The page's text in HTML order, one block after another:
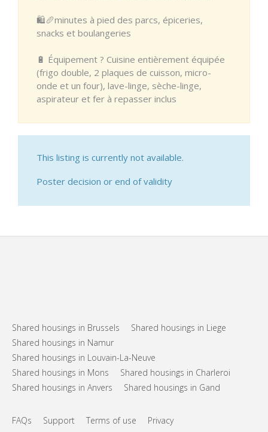
🛍🥖minutes à pied des parcs, épiceries,
snacks et boulangeries
🔋 Équipement ? Cuisine entièrement équipée
(frigo double, 2 plaques de cuisson, micro-
onde et un four), lave-linge, sèche-linge,
aspirateur et fer à repasser inclus
This listing is currently not available.
Poster decision or end of validity
Shared housings in Brussels
Shared housings in Liege
Shared housings in Namur
Shared housings in Louvain-La-Neuve
Shared housings in Mons
Shared housings in Charleroi
Shared housings in Anvers
Shared housings in Gand
FAQs Support Terms of use Privacy